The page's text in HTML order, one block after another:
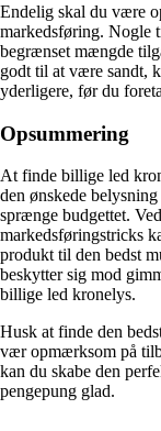
Endelig skal du være
markedsføring. Nogle
begrænset mængde
godt til at være sandt,
yderligere, før du
Opsummering
At finde billige led
den ønskede
sprænge budgettet.
markedsføringstricks
produkt til den bedst
beskytter sig mod
billige led kronelys.
Husk at finde den
vær opmærksom på
kan du skabe den
pengepung glad.